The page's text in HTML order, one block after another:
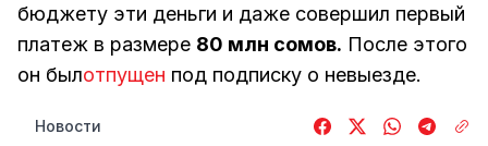
бюджету эти деньги и даже совершил первый
платеж в размере 80 млн сомов. После этого
он былотпущен под подписку о невыезде.
Новости